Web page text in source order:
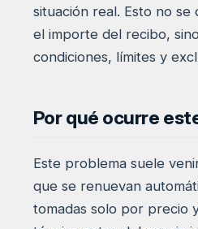
situación real. Esto no
el importe del recibo,
condiciones, límites y
Por qué ocurre
Este problema suele
que se renuevan
tomadas solo por precio